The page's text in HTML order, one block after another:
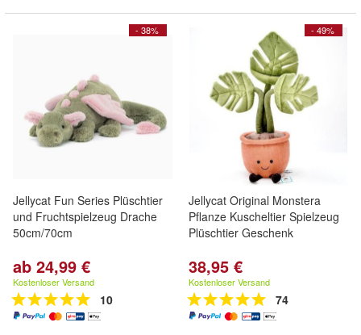
- 38%
Jellycat Fun Series Plüschtier
und Fruchtspielzeug Drache
50cm/70cm
ab 24,99 €
Kostenloser Versand
10
- 49%
Jellycat Original Monstera
Pflanze Kuscheltier Spielzeug
Plüschtier Geschenk
38,95 €
Kostenloser Versand
74